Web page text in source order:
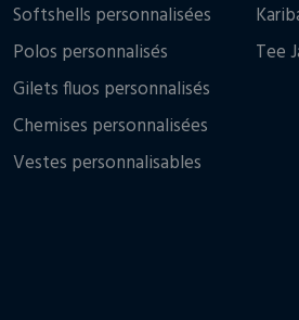
Softshells personnalisées
Polos personnalisés
Gilets fluos personnalisés
Chemises personnalisées
Vestes personnalisables
Tee